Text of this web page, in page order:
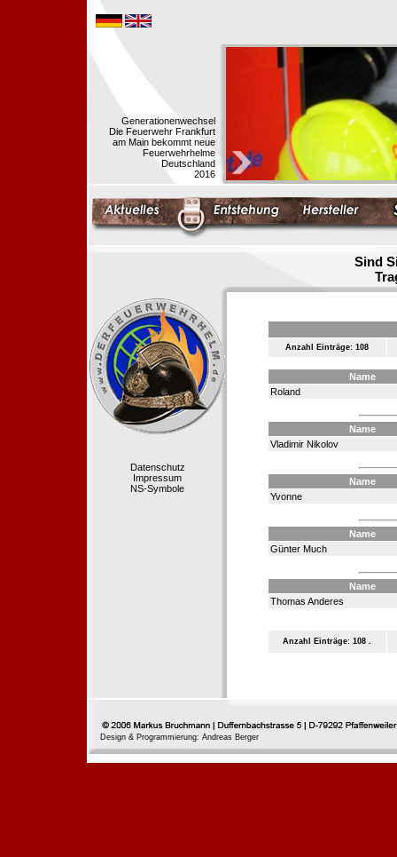
Generationenwechsel
Die Feuerwehr Frankfurt
am Main bekommt neue
Feuerwehrhelme
Deutschland
2016
Sind
Datenschutz
Impressum
NS-Symbole
Anzahl Einträge: 108
Name
Roland
Name
Vladimir Nikolov
Name
Yvonne
Name
Günter Much
Name
Thomas Anderes
Anzahl Einträge: 108 .
Design & Programmierung: Andreas Berger